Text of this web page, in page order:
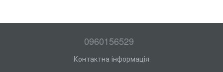
0960156529
Контактна інформація